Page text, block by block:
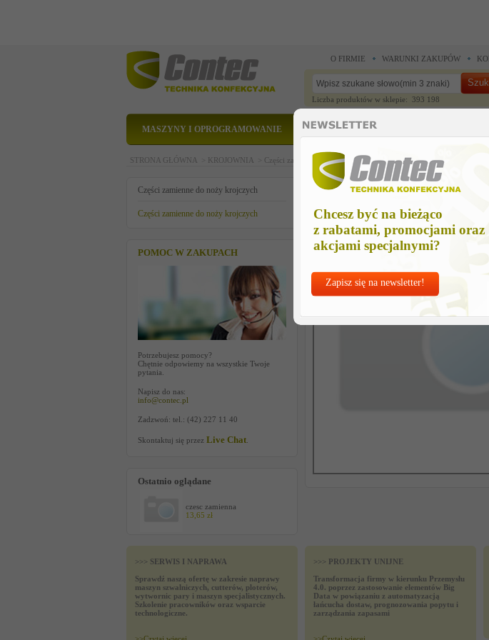
Chcesz być na bieżąco
z rabatami, promocjami oraz
akcjami specjalnymi?
Zapisz się na newsletter!
O FIRMIE WARUNKI ZAKUPÓW
Liczba produktów w sklepie: 393 198
MASZYNY I OPROGRAMOWANIE CZĘŚCI ZAMIENNE
STRONA GŁÓWNA > KROJOWNIA > Części zamienne do noży krojczych >Części zamienne do noży
Części zamienne do noży krojczych
Części zamienne do noży krojczych
POMOC W ZAKUPACH
Potrzebujesz pomocy?
Chętnie odpowiemy na wszystkie Twoje
pytania.
Napisz do nas:
info@contec.pl
Zadzwoń: tel.: (42) 227 11 40
Skontaktuj się przez Live Chat
Ostatnio oglądane
czesc zamienna
13,65 zł
czesc zamienna
>>> SERWIS I NAPRAWA
Sprawdź naszą ofertę w zakresie naprawy
maszyn szwalniczych, cutterów, ploterów,
wytwornic pary i maszyn specjalistycznych.
Szkolenie pracowników oraz wsparcie
technologiczne.
>>> PROJEKTY UNIJNE
Transformacja firmy w kierunku Przemysłu
4.0. poprzez zastosowanie elementów Big
Data w powiązaniu z automatyzacją
łańcucha dostaw, prognozowania popytu i
zarządzania zapasami